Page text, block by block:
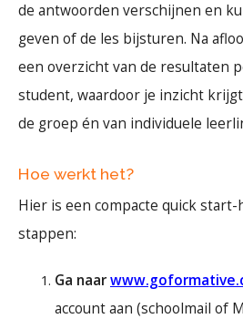
de antwoorden verschijnen en
geven of de les bijsturen. Na
een overzicht van de resultaten
student, waardoor je inzicht
de groep én van individuele
Hoe werkt het?
Hier is een compacte quick
stappen:
Ga naar
account aan (schoolmail of